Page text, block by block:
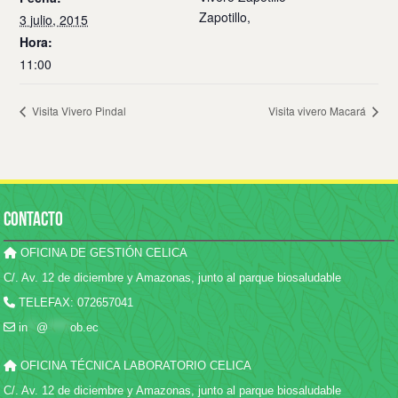
3 julio, 2015
Hora:
11:00
Zapotillo,
Visita Vivero Pindal Visita vivero Macará
CONTACTO
OFICINA DE GESTIÓN CELICA
C/. Av. 12 de diciembre y Amazonas, junto al parque biosaludable
TELEFAX: 072657041
in
@ *****ob.ec
OFICINA TÉCNICA LABORATORIO CELICA
C/. Av. 12 de diciembre y Amazonas, junto al parque biosaludable